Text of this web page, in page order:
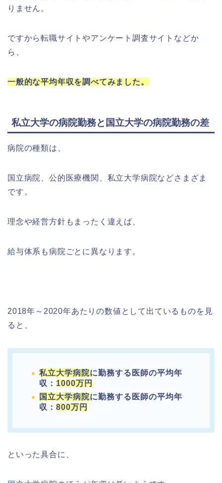
りません。
ですから転職サイトやアンケート調査サイトなどか
ら、
一般的な平均年収を調べてみました。
私立大学の病院勤務と国立大学の病院勤務の差
病院の種類は、
国立病院、公的医療機関、私立大学病院などさまざま
です。
理念や経営方針もまったく違えば、
給与体系も病院ごとに異なります。
2018年～2020年あたりの数値として出ているものを見
ると、
私立大学病院に勤務する医師の平均年
収： 1000万円
国立大学病院に勤務する医師の平均年
収： 800万円
といった具合に、